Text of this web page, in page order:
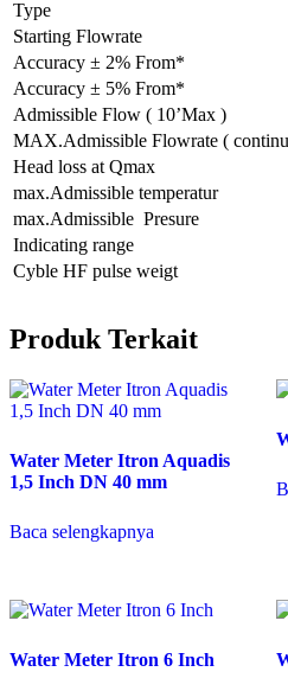
Type
Starting Flowrate
Accuracy ± 2% From*
Accuracy ± 5% From*
Admissible Flow ( 10’Max )
MAX.Admissible Flowrate (
Head loss at Qmax
max.Admissible temperatur
max.Admissible Presure
Indicating range
Cyble HF pulse weigt
Produk Terkait
Water Meter Itron Aquadis
1,5 Inch DN 40 mm
Baca selengkapnya
Water Meter Itron 6 Inch